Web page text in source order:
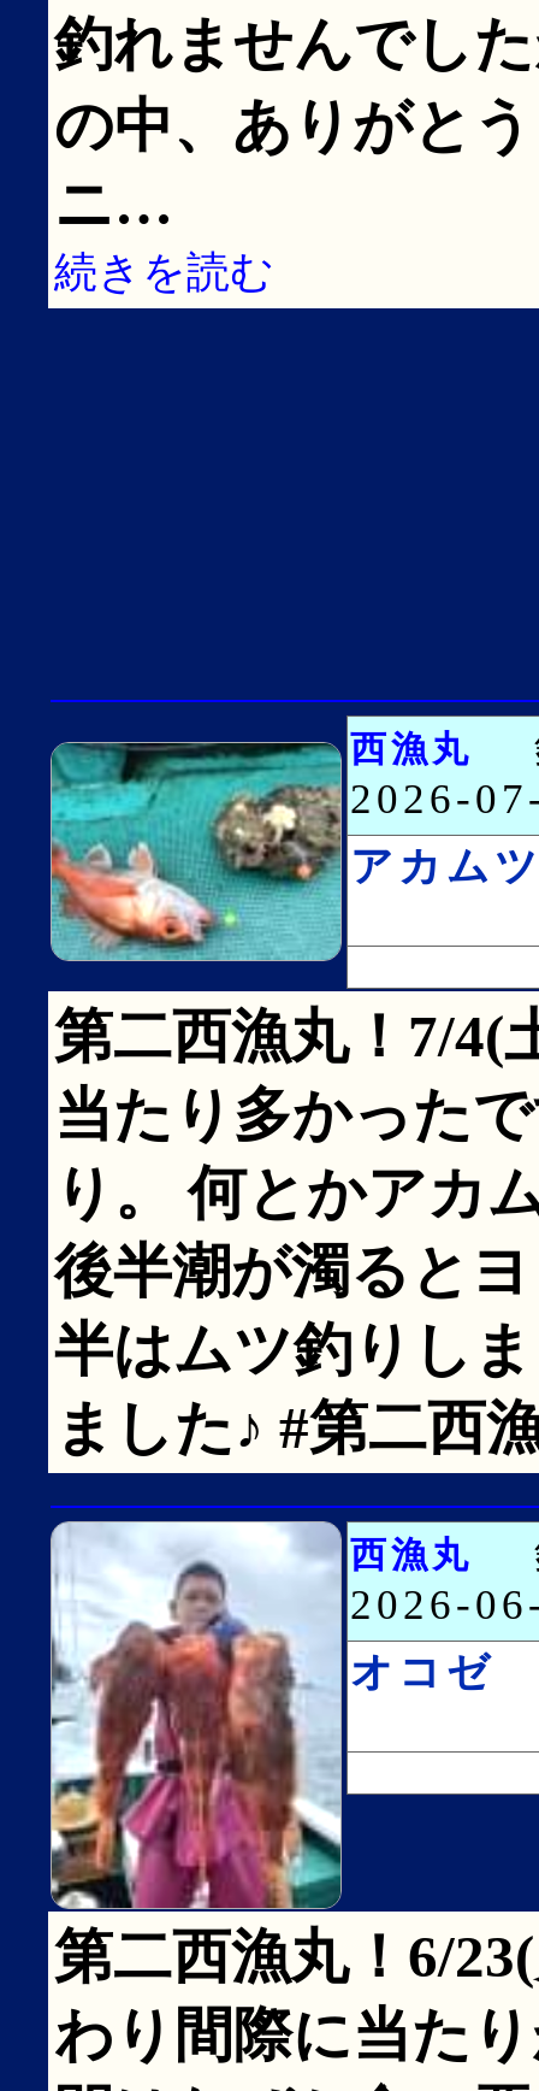
釣れませんでし
の中、ありがと
ニ…
続きを読む
西漁丸
2026-
アカム
第二西漁丸！7/4(
当たり多かった
り。 何とかアカ
後半潮が濁ると
半はムツ釣りし
ました♪ #第二西
西漁丸
2026-
オコゼ
第二西漁丸！6/
わり間際に当た